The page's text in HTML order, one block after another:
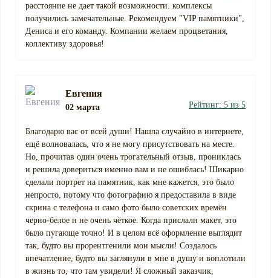
расстояние не дает такой возможности. комплексы
получились замечательные. Рекомендуем "VIP памятники",
Дениса и его команду. Компании желаем процветания,
коллективу здоровья!
Евгения
02 марта Рейтинг: 5 из 5
Благодарю вас от всей души! Нашла случайно в интернете,
ещё волновалась, что я не могу присутствовать на месте.
Но, прочитав один очень трогательный отзыв, прониклась
и решила довериться именно вам и не ошиблась! Шикарно
сделали портрет на памятник, как мне кажется, это было
непросто, потому что фотографию я предоставила в виде
скрина с телефона и само фото было советских времён
черно-белое и не очень чёткое. Когда прислали макет, это
было пугающе точно! И в целом всё оформление выглядит
так, будто вы прорентгенили мои мысли! Создалось
впечатление, будто вы заглянули в мне в душу и воплотили
в жизнь то, что там увидели! Я сложный заказчик,